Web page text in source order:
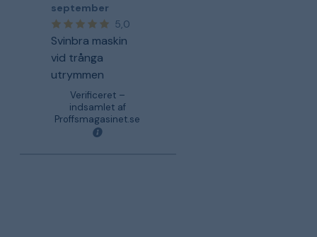
september
5,0
Svinbra maskin
vid trånga
utrymmen
Verificeret –
indsamlet af
Proffsmagasinet.se